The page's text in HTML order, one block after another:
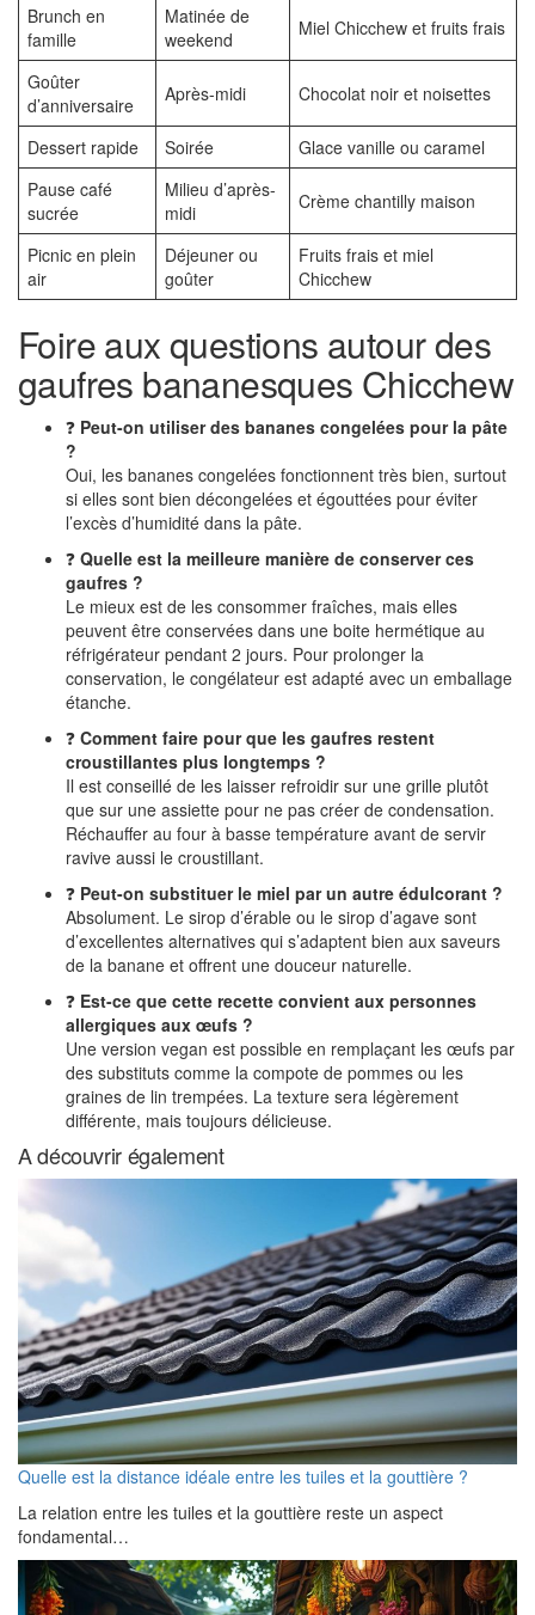
Brunch en
famille
Matinée de
weekend
Miel Chicchew et fruits frais
Goûter
d’anniversaire
Après-midi Chocolat noir et noisettes
Dessert rapide Soirée
Glace vanille ou caramel
Pause café
sucrée
Milieu d’après-
midi
Crème chantilly maison
Picnic en plein
air
Déjeuner ou
goûter
Fruits frais et miel
Chicchew
Foire aux questions autour des
gaufres bananesques Chicchew
❓ Peut-on utiliser des bananes congelées pour la pâte
?
Oui, les bananes congelées fonctionnent très bien, surtout
si elles sont bien décongelées et égouttées pour éviter
l’excès d’humidité dans la pâte.
❓ Quelle est la meilleure manière de conserver ces
gaufres ?
Le mieux est de les consommer fraîches, mais elles
peuvent être conservées dans une boite hermétique au
réfrigérateur pendant 2 jours. Pour prolonger la
conservation, le congélateur est adapté avec un emballage
étanche.
❓ Comment faire pour que les gaufres restent
croustillantes plus longtemps ?
Il est conseillé de les laisser refroidir sur une grille plutôt
que sur une assiette pour ne pas créer de condensation.
Réchauffer au four à basse température avant de servir
ravive aussi le croustillant.
❓ Peut-on substituer le miel par un autre édulcorant ?
Absolument. Le sirop d’érable ou le sirop d’agave sont
d’excellentes alternatives qui s’adaptent bien aux saveurs
de la banane et offrent une douceur naturelle.
❓ Est-ce que cette recette convient aux personnes
allergiques aux œufs ?
Une version vegan est possible en remplaçant les œufs par
des substituts comme la compote de pommes ou les
graines de lin trempées. La texture sera légèrement
différente, mais toujours délicieuse.
A découvrir également
Quelle est la distance idéale entre les tuiles et la gouttière ?
La relation entre les tuiles et la gouttière reste un aspect
fondamental…